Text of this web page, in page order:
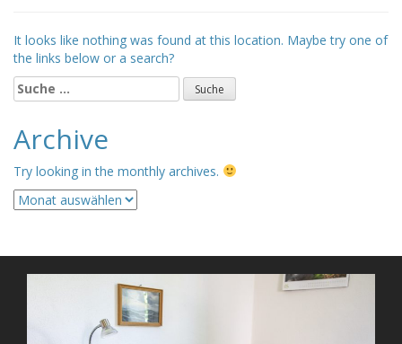
It looks like nothing was found at this location. Maybe try one of
the links below or a search?
Suche
nach:
Archive
Try looking in the monthly archives.
Archive